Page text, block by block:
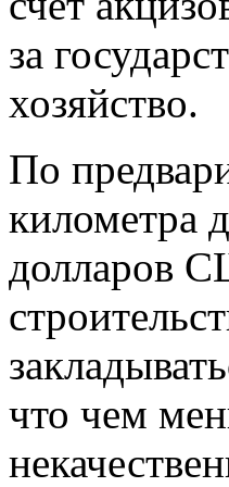
за
хозяйство.
По
километра
долларов
что чем